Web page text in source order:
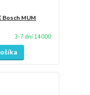
MUM
3-7 dní 14000